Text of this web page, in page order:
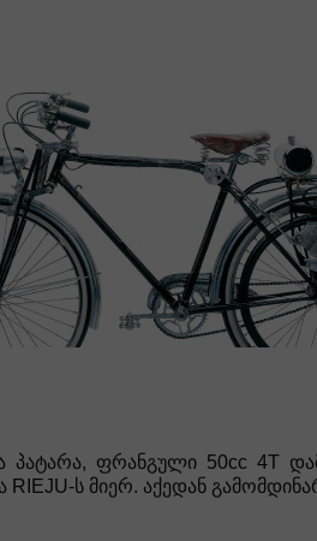
პატარა, ფრანგული 50cc 4T
ს მიერ. აქედან